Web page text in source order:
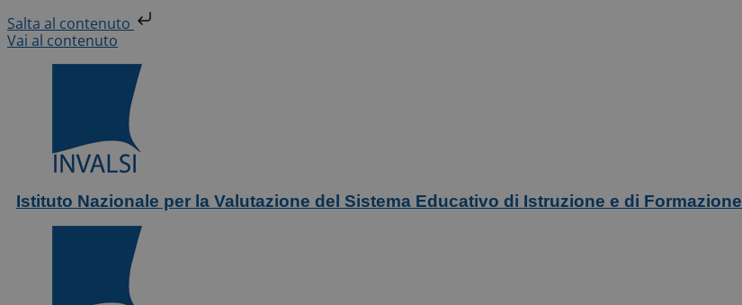
Salta al contenuto
Vai al contenuto
Istituto Nazionale per la Valutazione del Sistema Educativo di Istruzione e di Formazione